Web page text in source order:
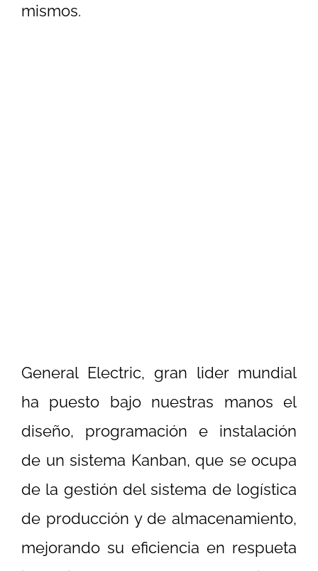
mismos.
General Electric, gran lider mundial
ha puesto bajo nuestras manos el
diseño, programación e instalación
de un sistema Kanban, que se ocupa
de la gestión del sistema de logística
de producción y de almacenamiento,
mejorando su eficiencia en respueta